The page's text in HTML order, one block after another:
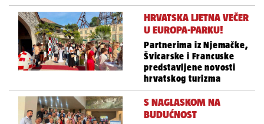
HRVATSKA LJETNA VEČER
U EUROPA-PARKU!
Partnerima iz Njemačke,
Švicarske i Francuske
predstavljene novosti
hrvatskog turizma
S NAGLASKOM NA
BUDUĆNOST